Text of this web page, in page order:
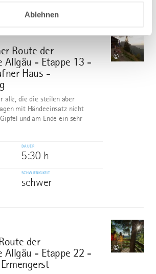
Ablehnen
Route der
Allgäu - Etappe 13 -
Haus -
©
alle, die die steilen aber
mit Händeeinsatz nicht
und am Ende ein sehr
DAUER
5:30 h
SCHWIERIGKEIT
schwer
der
Allgäu - Etappe 22 -
©